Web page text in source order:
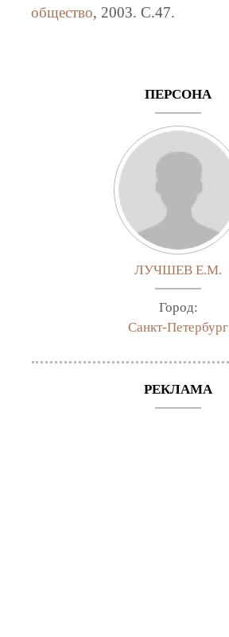
общество, 2003. C.47.
ПЕРСОНА
ЛУЧШЕВ Е.М.
Город:
Санкт-Петербург
РЕКЛАМА